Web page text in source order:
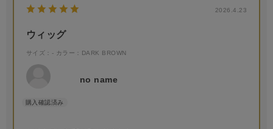
2026.4.23
ウィッグ
サイズ：- カラー：DARK BROWN
no name